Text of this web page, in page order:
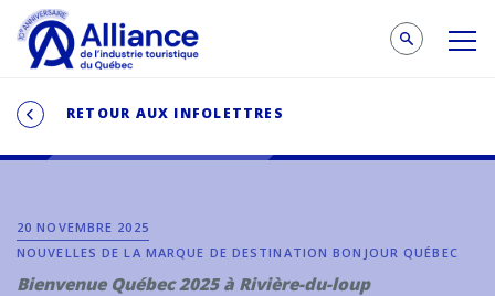
RETOUR AUX INFOLETTRES
20 NOVEMBRE 2025
NOUVELLES DE LA MARQUE DE DESTINATION BONJOUR QUÉBEC
Bienvenue Québec 2025 à Rivière-du-loup